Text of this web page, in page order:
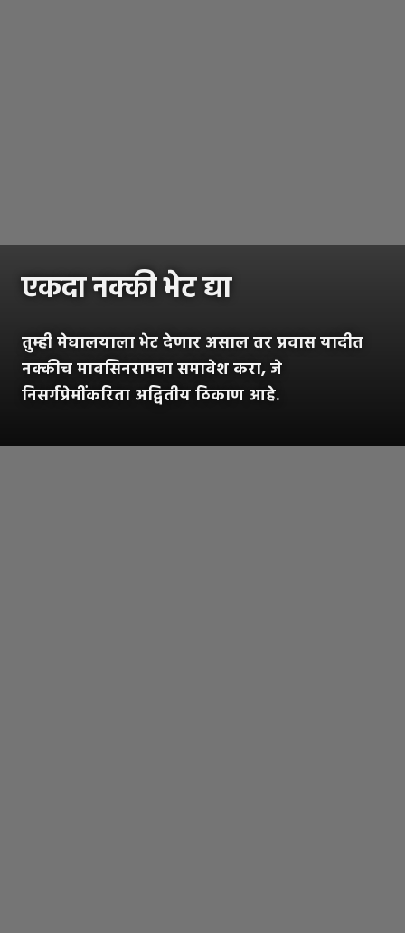
एकदा नक्की भेट द्या
तुम्ही मेघालयाला भेट देणार असाल तर प्रवास यादीत
नक्कीच मावसिनरामचा समावेश करा, जे
निसर्गप्रेमींकरिता अद्वितीय ठिकाण आहे.